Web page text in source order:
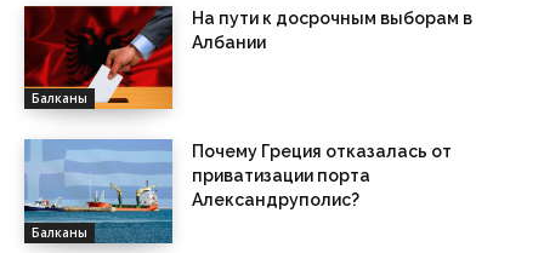
Балканы
На пути к досрочным выборам в
Албании
Балканы
Почему Греция отказалась от
приватизации порта
Александруполис?